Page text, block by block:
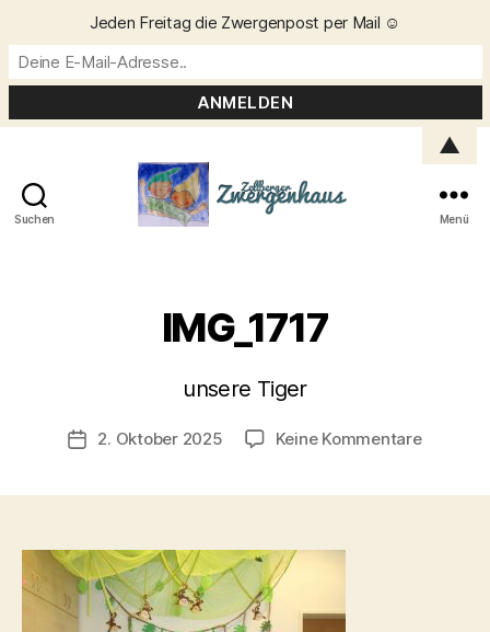
Suchen Menü
IMG_1717
unsere Tiger
Beitragsautor
V
C
ri
t
Veröffentlichungsdatum
2. Oktober 2025 Keine Kommentarezu
Jeden Freitag die Zwergenpost per Mail ☺️
▲